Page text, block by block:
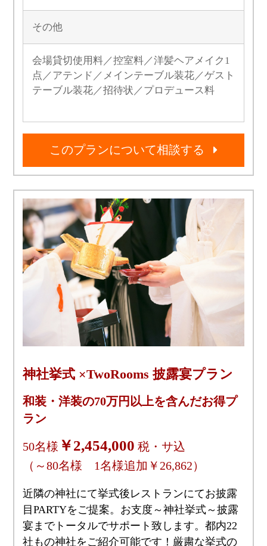
その他
会場貸切使用料／控室料／洋髪ヘアメイク1
点／アテンド／メインテーブル装花／ゲスト
テーブル装花／招待状／プロデュース料
このプランについて相談する
神社挙式 ×TwoRooms 披露宴プラン
和装・洋装の70万円以上を含んだお得プ
ラン
50名様 ￥2,454,000 税・サ込
（～80名様 1名様追加￥26,862）
近隣の神社にて挙式後レストランにてお披露
目PARTYをご提案。お支度～神社挙式～披露
宴までトータルでサポート致します。都内22
社もの神社をご紹介可能です！厳粛な挙式の